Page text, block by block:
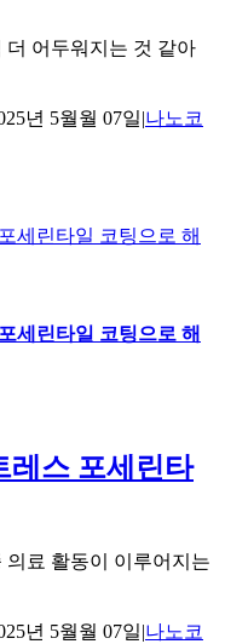
더 어두워지는 것 같아
년 5월월 07일|나노코
세린타일 코팅으로 해
세린타일 코팅으로 해
레스 포세린타
료 활동이 이루어지는
년 5월월 07일|나노코